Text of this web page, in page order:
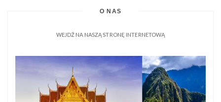
O NAS
WEJDŹ NA NASZĄ STRONĘ INTERNETOWĄ